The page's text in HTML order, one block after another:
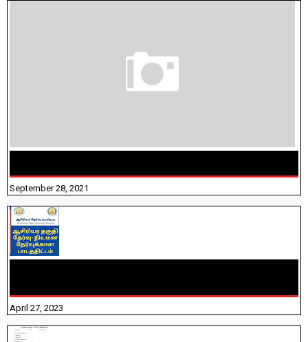
September 28, 2021
April 27, 2023